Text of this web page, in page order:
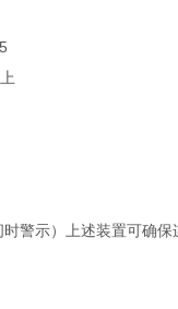
警示）上述装置可确